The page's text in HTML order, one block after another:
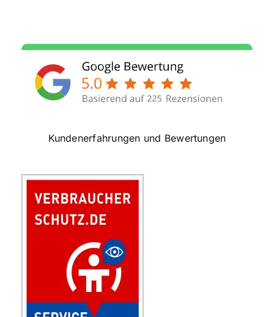
Kundenerfahrungen und Bewertungen